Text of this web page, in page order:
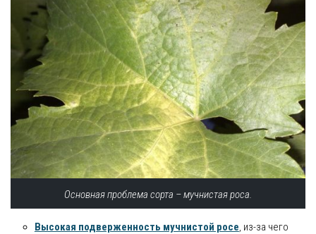
Основная проблема сорта – мучнистая роса.
Высокая подверженность мучнистой росе , из-за чего